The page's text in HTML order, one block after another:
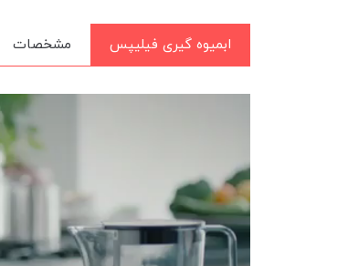
ابمیوه گیری فیلیپس مشخصات